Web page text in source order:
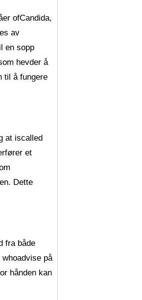
ofCandida,
av
en sopp
hevder å
til å fungere
at iscalled
et
Dette
fra både
på
hånden kan